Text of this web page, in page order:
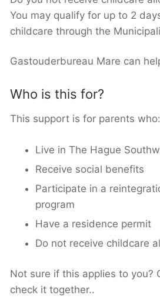
You may qualify for up to 2
childcare through the
Gastouderbureau Mare can
Who is this for?
This support is for parents who:
Live in The Hague
Receive social benefits
Participate in a
program
Have a residence permit
Do not receive childcare
Not sure if this applies to you?
check it together..